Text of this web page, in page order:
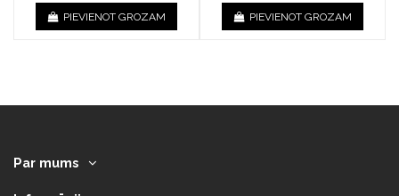
PIEVIENOT GROZAM PIEVIENOT GROZAM
Par mums